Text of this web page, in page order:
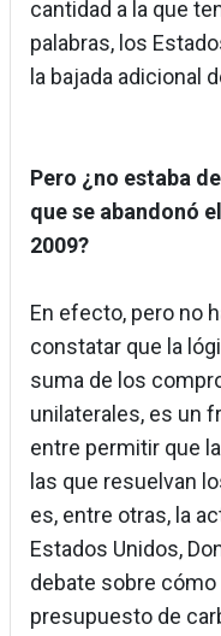
cantidad a la que
palabras, los
la bajada adicional
Pero ¿no estaba
que se abandonó
2009?
En efecto, pero no
constatar que la
suma de los
unilaterales, es un
entre permitir que
las que resuelvan
es, entre otras, la
Estados Unidos,
debate sobre cómo
presupuesto de